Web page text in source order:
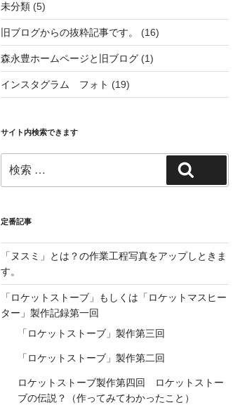
未分類(5)
旧ブログからの抜粋記事です。 (16)
森永豊ホームページと旧ブログ(1)
インスタグラム フォト (19)
サイト内検索できます
索:
定番記事
「ヌスミ」とは？の作業工程写真をアップしときま
す。
「ロケットストーブ」もしくは「ロケットマスヒー
ター」製作記録第一回
「ロケットストーブ」製作第三回
「ロケットストーブ」製作第二回
ロケットストーブ製作第四回 ロケットストー
ブの伝説？（作ってみてわかったこと）